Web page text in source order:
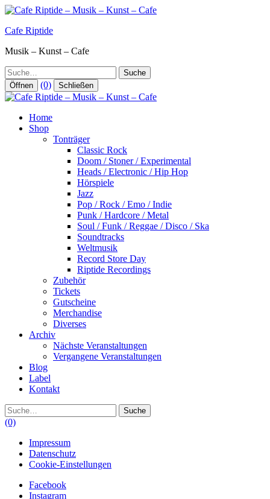
Zum
springen
Cafe Riptide
Musik – Kunst – Cafe
Suche
Öffnen (0) Schließen
Home
Shop
Tonträger
Classic Rock
Doom / Stoner / Experimental
Heads / Electronic / Hip Hop
Hörspiele
Jazz
Pop / Rock / Emo / Indie
Punk / Hardcore / Metal
Soul / Funk / Reggae / Disco / Ska
Soundtracks
Weltmusik
Record Store Day
Riptide Recordings
Zubehör
Tickets
Gutscheine
Merchandise
Diverses
Archiv
Nächste Veranstaltungen
Vergangene Veranstaltungen
Blog
Label
Kontakt
Suche
(0)
Impressum
Datenschutz
Cookie-Einstellungen
Facebook
Instagram